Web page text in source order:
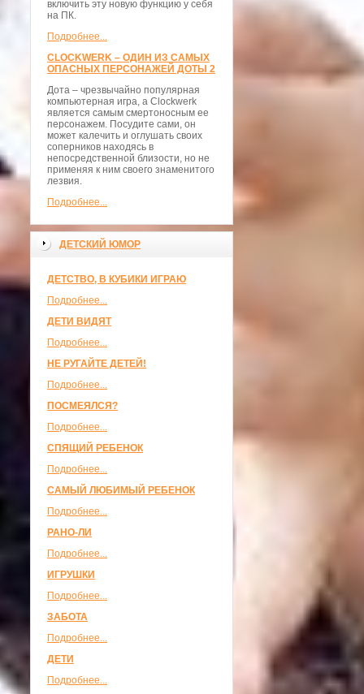
включить эту новую функцию у себя
на ПК.
Подробнее...
CLOCKWERK – ОДИН ИЗ САМЫХ
ОПАСНЫХ ПЕРСОНАЖЕЙ ДОТЫ 2
Дота – чрезвычайно популярная
компьютерная игра, а Clockwerk
является самым смертоносным ее
персонажем. Посудите сами, он
может калечить и оглушать своих
соперников находясь в
непосредственной близости, но не
применяя к ним своего знаменитого
лезвия.
Подробнее...
ДЕТСКИЙ ЮМОР
ДЕТСТВО, В КУБИКИ ИГРАЮ
Подробнее...
ДЕТИ ВИДЯТ
Подробнее...
НЕ РУГАЙТЕ ДЕТЕЙ!
Подробнее...
ПОСМЕЯЛСЯ?
Подробнее...
СПЯЩИЙ РЕБЕНОК
Подробнее...
САМЫЙ ЛЮБИМЫЙ РЕБЕНОК
Подробнее...
РАНО-ЛИ
Подробнее...
ИГРУШКИ
Подробнее...
ЗАБОТА
Подробнее...
ДЕТИ
Подробнее...